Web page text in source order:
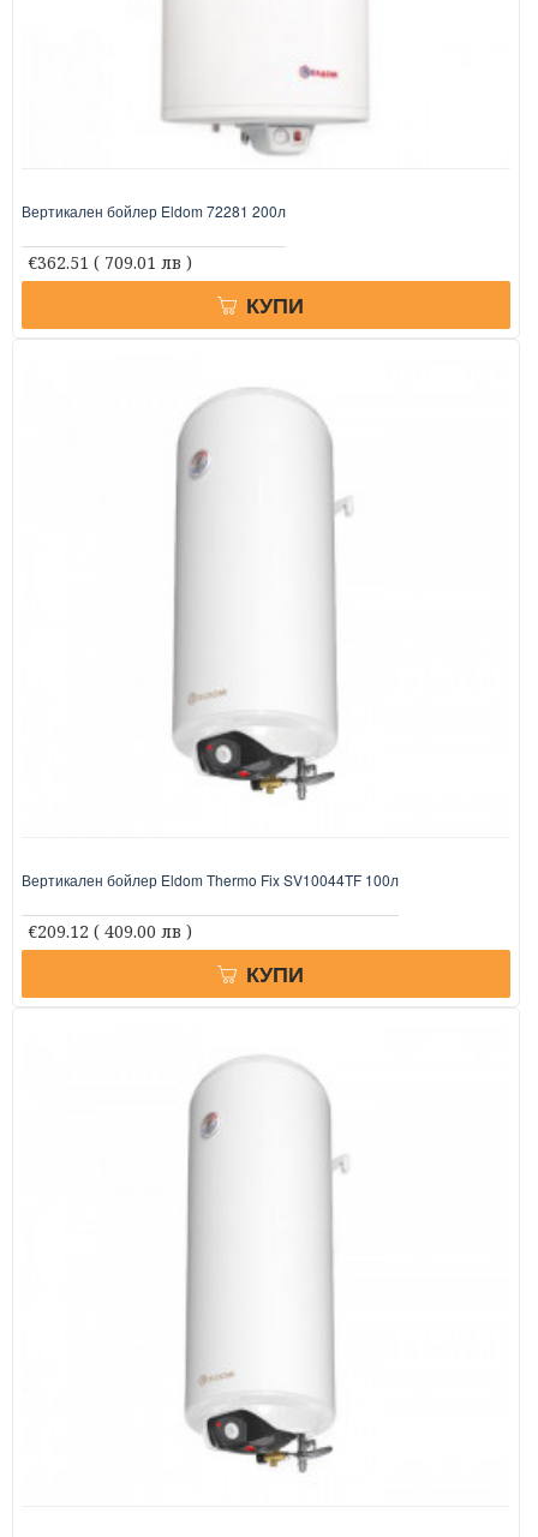
Вертикален бойлер Eldom 72281 200л
€362.51 ( 709.01 лв )
КУПИ
Вертикален бойлер Eldom Thermo Fix SV10044TF 100л
€209.12 ( 409.00 лв )
КУПИ